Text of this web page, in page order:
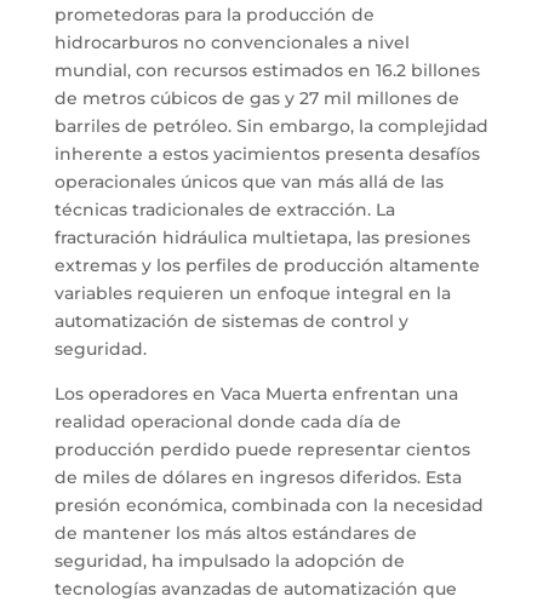
prometedoras para la producción de
hidrocarburos no convencionales a nivel
mundial, con recursos estimados en 16.2 billones
de metros cúbicos de gas y 27 mil millones de
barriles de petróleo. Sin embargo, la complejidad
inherente a estos yacimientos presenta desafíos
operacionales únicos que van más allá de las
técnicas tradicionales de extracción. La
fracturación hidráulica multietapa, las presiones
extremas y los perfiles de producción altamente
variables requieren un enfoque integral en la
automatización de sistemas de control y
seguridad.
Los operadores en Vaca Muerta enfrentan una
realidad operacional donde cada día de
producción perdido puede representar cientos
de miles de dólares en ingresos diferidos. Esta
presión económica, combinada con la necesidad
de mantener los más altos estándares de
seguridad, ha impulsado la adopción de
tecnologías avanzadas de automatización que